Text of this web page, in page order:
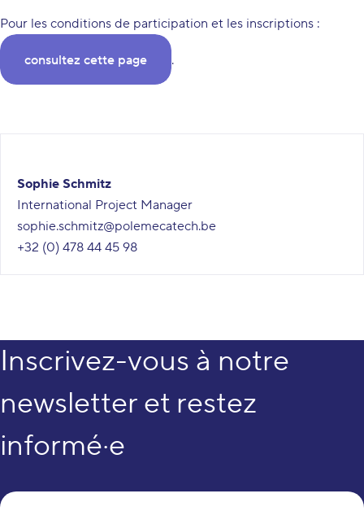
Pour les conditions de participation et les inscriptions :
consultez cette page .
Sophie Schmitz
International Project Manager
sophie.schmitz@polemecatech.be
+32 (0) 478 44 45 98
Inscrivez-vous à notre
newsletter et restez
informé·e